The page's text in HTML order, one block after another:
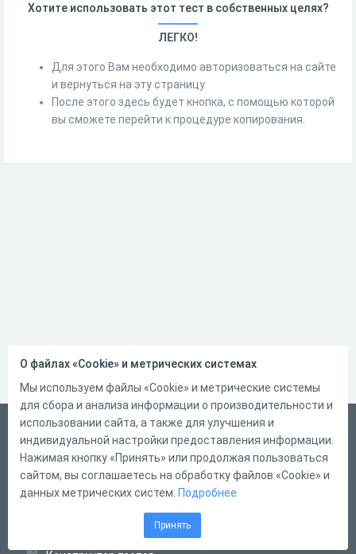
Хотите использовать этот тест в собственных целях?
ЛЕГКО!
Для этого Вам необходимо авторизоваться на сайте
и вернуться на эту страницу.
После этого здесь будет кнопка, с помощью которой
вы сможете перейти к процедуре копирования.
Русский
Справка
Форма обратной связи
О файлах «Cookie» и метрических системах
Мы используем файлы «Cookie» и метрические системы
для сбора и анализа информации о производительности и
использовании сайта, а также для улучшения и
индивидуальной настройки предоставления информации.
Нажимая кнопку «Принять» или продолжая пользоваться
сайтом, вы соглашаетесь на обработку файлов «Cookie» и
данных метрических систем. Подробнее
Принять